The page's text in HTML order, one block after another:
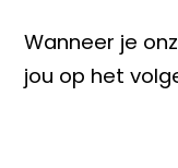
Wanneer je
jou op het